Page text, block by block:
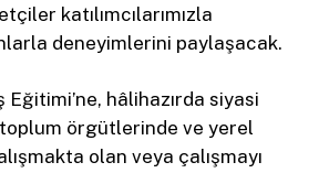
katılımcılarımızla
deneyimlerini paylaşacak.
Eğitimi’ne, hâlihazırda siyasi
örgütlerinde ve yerel
olan veya çalışmayı